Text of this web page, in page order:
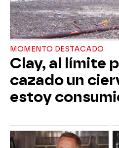
MOMENTO DESTACADO
Clay, al límite
cazado un
estoy